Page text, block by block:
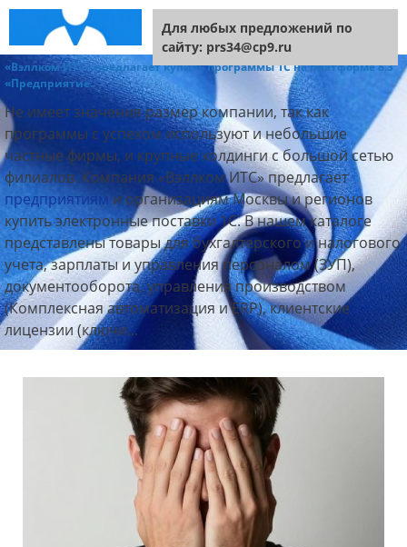
Перейти к содержимому
«Вэллком ИТС» предлагает купить программы 1С на платформе 8.3
«Предприятие..
Не имеет значения размер компании, так как
программы с успехом используют и небольшие
частные фирмы, и крупные холдинги с большой сетью
филиалов. Компания «Вэллком ИТС» предлагает
предприятиям и организациям Москвы и регионов
купить электронные поставки 1С. В нашем каталоге
представлены товары для бухгалтерского и налогового
учета, зарплаты и управления персоналом (ЗУП),
документооборота, управления производством
(Комплексная автоматизация и ERP), клиентские
лицензии (ключи...
Для любых предложений по
сайту: prs34@cp9.ru